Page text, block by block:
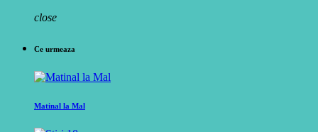
close
Ce urmeaza
Matinal la Mal